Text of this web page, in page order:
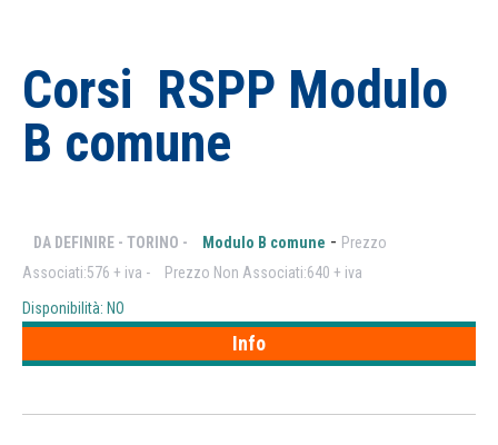
Corsi RSPP Modulo
B comune
DA DEFINIRE - TORINO - Modulo B comune - Prezzo
Associati:576 + iva -
Prezzo Non Associati:640 + iva
Disponibilità: NO
Info